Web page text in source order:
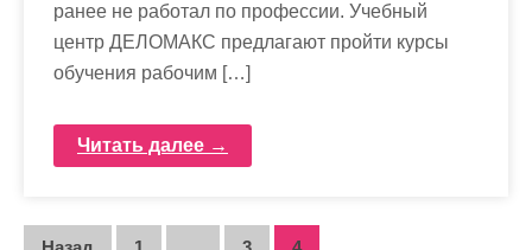
ранее не работал по профессии. Учебный
центр ДЕЛОМАКС предлагают пройти курсы
обучения рабочим […]
Читать далее →